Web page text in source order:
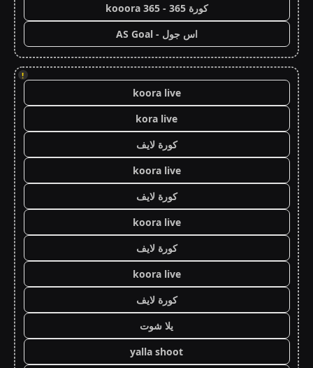
كورة 365 - kooora 365
اس جول - AS Goal
!
koora live
kora live
كورة لايف
koora live
كورة لايف
koora live
كورة لايف
koora live
كورة لايف
يلا شوت
yalla shoot